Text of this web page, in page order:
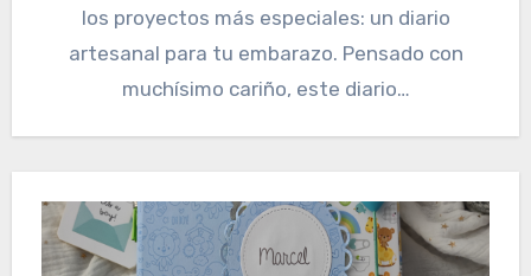
los proyectos más especiales: un diario
artesanal para tu embarazo. Pensado con
muchísimo cariño, este diario…